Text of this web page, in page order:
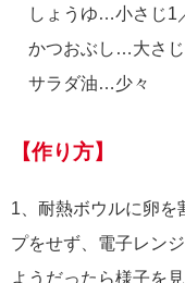
しょうゆ…小さじ1
かつおぶし…大さじ
サラダ油…少々
【作り方】
1、耐熱ボウルに卵を
プをせず、電子レン
ようだったら様子を